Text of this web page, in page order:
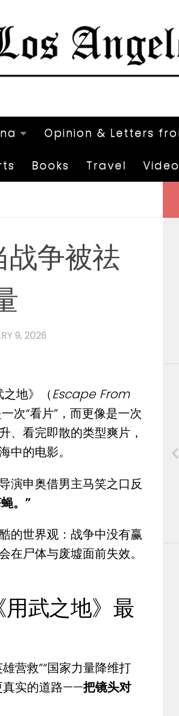
Opinion & Letters
Books Travel Video
战争被祛
9, 2026
地》（Escape From
次“看片”，而更像是一次
、看完即散的类型爽片，
中的电影。
演申奥借男主马笑之口反
。”
的世界观：战争中没有赢
尸体与废墟面前失效。
用武之地》最
营救”“国家力量降维打
真实的道路——把镜头对